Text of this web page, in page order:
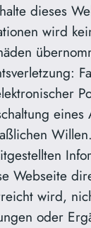
dieses
wird
Webseite
wird,
oder